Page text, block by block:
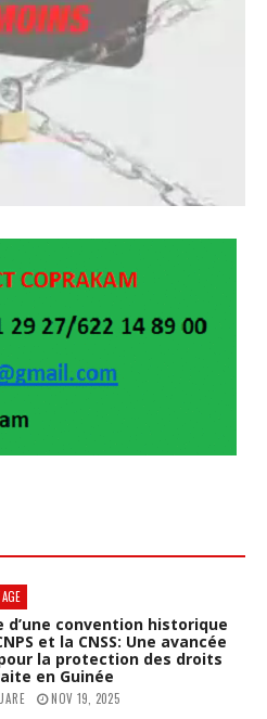
d’une convention historique
et la CNSS: Une avancée
la protection des droits
en Guinée
NOV 19, 2025